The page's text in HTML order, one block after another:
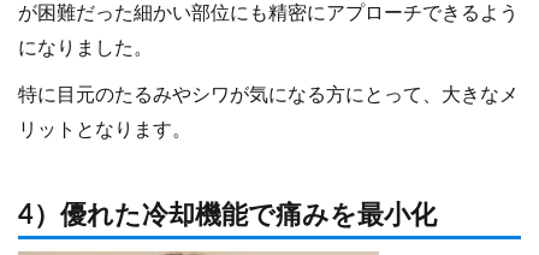
が困難だった細かい部位にも精密にアプローチできるよう
になりました。
特に目元のたるみやシワが気になる方にとって、大きなメ
リットとなります。
4）優れた冷却機能で痛みを最小化